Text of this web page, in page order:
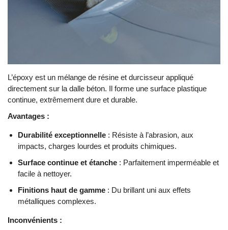
L’époxy est un mélange de résine et durcisseur appliqué
directement sur la dalle béton. Il forme une surface plastique
continue, extrêmement dure et durable.
Avantages :
Durabilité exceptionnelle : Résiste à l’abrasion, aux
impacts, charges lourdes et produits chimiques.
Surface continue et étanche : Parfaitement imperméable et
facile à nettoyer.
Finitions haut de gamme : Du brillant uni aux effets
métalliques complexes.
Inconvénients :